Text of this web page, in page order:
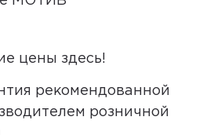
бесплатный. Мы
возможной дате доставки
вы подтвердите заказ.
цены здесь!
рекомендованной
розничной